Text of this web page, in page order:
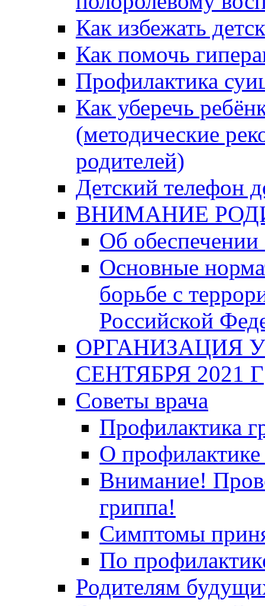
Как избежать
Как помочь
Профилактика
Как уберечь
(методические
родителей)
Детский телефон
ВНИМАНИЕ
Об обеспечении
Основные
борьбе с
Российской
ОРГАНИЗАЦИЯ
СЕНТЯБРЯ 2021 Г
Советы врача
Профилактика
О профилактике
Внимание!
гриппа!
Симптомы
По
Родителям